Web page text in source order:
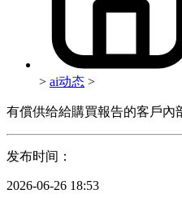
> ai动态 >
有償供给給購買報告的客戶內
发布时间：
2026-06-26 18:53